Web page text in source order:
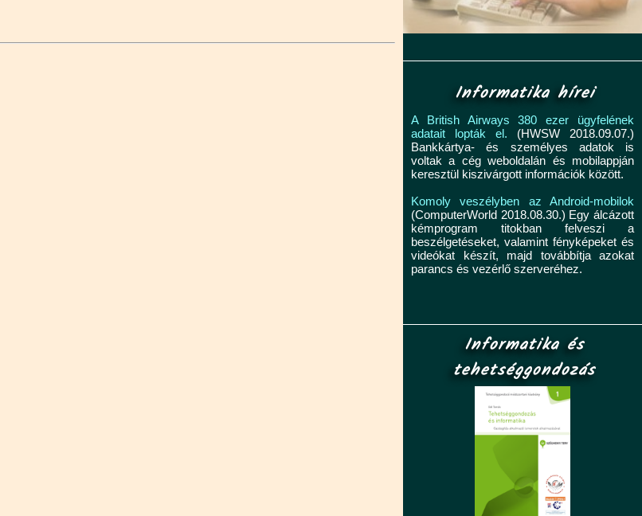
Informatika hírei
A British Airways 380 ezer ügyfelének
adatait lopták el. (HWSW 2018.09.07.)
Bankkártya- és személyes adatok is
voltak a cég weboldalán és mobilappján
keresztül kiszivárgott információk között.
Komoly veszélyben az Android-mobilok
(ComputerWorld 2018.08.30.) Egy álcázott
kémprogram titokban felveszi a
beszélgetéseket, valamint fényképeket és
videókat készít, majd továbbítja azokat
parancs és vezérlő szerveréhez.
Informatika és
tehetséggondozás